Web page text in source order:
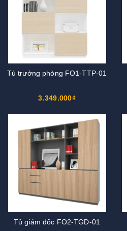
Tủ trưởng phòng FO1-TTP-01
3.349.000₫
Tủ giám đốc FO2-TGD-01